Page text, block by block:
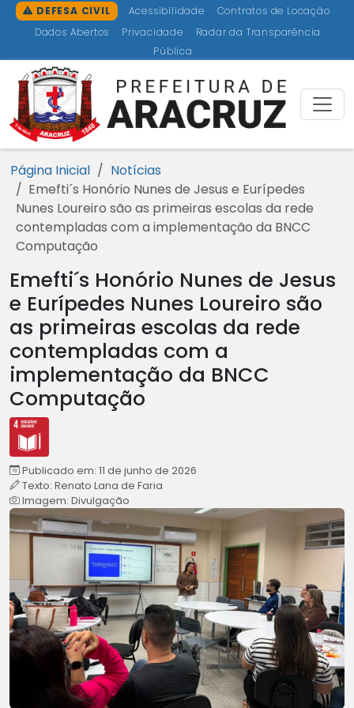
Ir para o conteúdo [1]
Ir para o menu [2]
Ir para a busca [3]
Ir para o rodapé [4]
DEFESA CIVIL Acessibilidade
Contratos de Locação
Dados Abertos
Privacidade
Radar da Transparência
Pública
Página Inicial
Notícias
Emefti´s Honório Nunes de Jesus e Eurípedes
Nunes Loureiro são as primeiras escolas da rede
contempladas com a implementação da BNCC
Computação
Emefti´s Honório Nunes de Jesus
e Eurípedes Nunes Loureiro são
as primeiras escolas da rede
contempladas com a
implementação da BNCC
Computação
Publicado em: 11 de junho de 2026
Texto: Renato Lana de Faria
Imagem: Divulgação